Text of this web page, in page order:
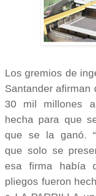
Los gremios de
Santander
30 mil millones
hecha para que
que se la ganó.
que solo se
esa firma había
pliegos fueron